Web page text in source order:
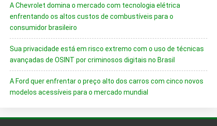
A Chevrolet domina o mercado com tecnologia elétrica
enfrentando os altos custos de combustíveis para o
consumidor brasileiro
Sua privacidade está em risco extremo com o uso de técnicas
avançadas de OSINT por criminosos digitais no Brasil
A Ford quer enfrentar o preço alto dos carros com cinco novos
modelos acessíveis para o mercado mundial